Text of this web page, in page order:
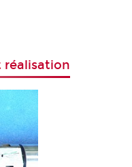
réalisation